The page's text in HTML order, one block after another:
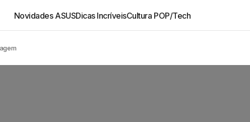
Novidades ASUSDicas IncríveisCultura POP/Tech